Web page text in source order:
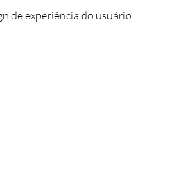
de experiência do usuário